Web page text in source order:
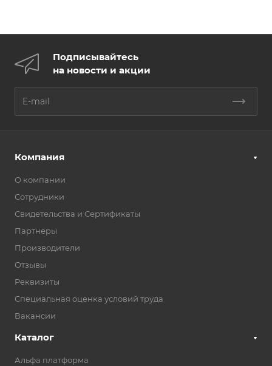
Подписывайтесь
на новости и акции
Компания
О компании
Сотрудники
Свидетельства и Сертификаты
Партнеры
Производители
Отзывы
Реквизиты
Специальная оценка условий труда
Вакансии
Каталог
Альфа платформа